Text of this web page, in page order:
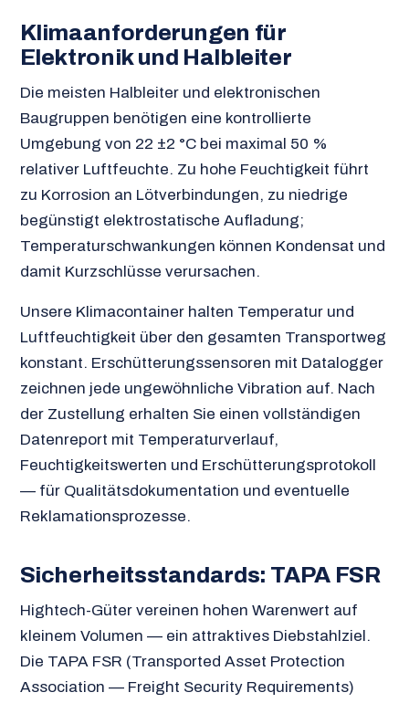
Klimaanforderungen für
Elektronik und Halbleiter
Die meisten Halbleiter und elektronischen
Baugruppen benötigen eine kontrollierte
Umgebung von 22 ±2 °C bei maximal 50 %
relativer Luftfeuchte. Zu hohe Feuchtigkeit führt
zu Korrosion an Lötverbindungen, zu niedrige
begünstigt elektrostatische Aufladung;
Temperaturschwankungen können Kondensat und
damit Kurzschlüsse verursachen.
Unsere Klimacontainer halten Temperatur und
Luftfeuchtigkeit über den gesamten Transportweg
konstant. Erschütterungssensoren mit Datalogger
zeichnen jede ungewöhnliche Vibration auf. Nach
der Zustellung erhalten Sie einen vollständigen
Datenreport mit Temperaturverlauf,
Feuchtigkeitswerten und Erschütterungsprotokoll
— für Qualitätsdokumentation und eventuelle
Reklamationsprozesse.
Sicherheitsstandards: TAPA FSR
Hightech-Güter vereinen hohen Warenwert auf
kleinem Volumen — ein attraktives Diebstahlziel.
Die TAPA FSR (Transported Asset Protection
Association — Freight Security Requirements)